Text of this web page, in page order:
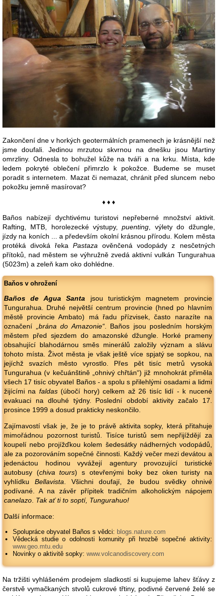
Zakončení dne v horkých geotermálních pramenech je krásnější než
jsme doufali. Jedinou mrzutou skvrnou na dnešku jsou Martiny
omrzliny. Odnesla to bohužel kůže na tváři a na krku. Místa, kde
ledem pokryté oblečení přimrzlo k pokožce. Budeme se muset
poradit s internetem. Mazat či nemazat, chránit před sluncem nebo
pokožku jemně masírovat?
♦ ♦ ♦
Baños nabízejí dychtivému turistovi nepřeberné množství aktivit.
Rafting, MTB, horolezecké výstupy,puenting , výlety do džungle,
jízdy na koních ... a především okolní krásnou přírodu. Kolem města
protéká divoká řekaPastaza ověnčená vodopády z nesčetných
přítoků, nad městem se výhružně zvedá aktivní vulkán Tungurahua
(5023m) a zeleň kam oko dohlédne.
Baňos v ohrožení
Baños de Agua Santa jsou turistickým magnetem provincie
Tungurahua. Druhé největší centrum provincie (hned po hlavním
městě provincie Ambato) má řadu přízvisek, často narazíte na
označení
„brána do Amazonie“. Baños jsou posledním horským
městem před sjezdem do amazonské džungle. Horké prameny
obsahující blahodárnou směs minerálů založily význam a slávu
tohoto místa. Život města je však ještě více spjatý se sopkou, na
jejíchž svazích město vyrostlo. Přes pět tisíc metrů vysoká
Tungurahua (v kečuánštině „ohnivý chřtán“) již mnohokrát přiměla
všech 17 tisíc obyvatel Baños - a spolu s přilehlými osadami a lidmi
žijícími na faldas(úbočí hory) celkem až 26 tisíc lidí - k nucené
evakuaci na dlouhé týdny. Poslední období aktivity začalo 17.
prosince 1999 a dosud prakticky neskončilo.
Zajímavostí však je, že je to právě aktivita sopky, která přitahuje
mimořádnou pozornost turistů. Tisíce turistů sem nepřijíždějí za
koupelí nebo projížďkou kolem šedesátky nádherných vodopádů,
ale za pozorováním sopečné činnosti. Každý večer mezi devátou a
jedenáctou hodinou vyvážejí agentury provozující turistické
autobusy (chiva tours) s otevřenými boky bez oken turisty na
vyhlídku Bellavista . Všichni doufají, že budou svědky ohnivé
podívané. A na závěr přípitek tradičním alkoholickým nápojem
canelazo Tak ať ti to soptí, Tungurahuo!
Další informace:
Spolupráce obyvatel Baños s vědci: blogs.nature.com
Vědecká studie o odolnosti komunity při hrozbě sopečné aktivity:
www.geo.mtu.edu
Novinky o aktivitě sopky: www.volcanodiscovery.com
Na tržišti vyhlášeném prodejem sladkostí si kupujeme lahev šťávy z
čerstvě vymačkaných stvolů cukrové třtiny, podivné červené želé se